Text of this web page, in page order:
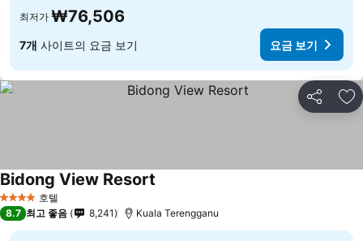
최저가 ₩76,506
7개 사이트의 요금 보기 요금 보기
공유 즐
4 성급 호텔
Bidong View Resort
8.7 최고 좋음 8,241 Kuala Terengganu